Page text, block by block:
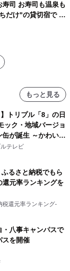
司 お寿司も温泉も
だけ"の貸切宿で 1
泉 絵島別庭 海と
ン
もっと見る
トリプル「8」の日
ック・地域バージョ
缶が誕生 ～かわいい
の四季と名所を巡
1日(火)秋田県内で
テレビ
ふるさと納税でもら
還元率ランキングを
税還元率ランキング-
・八事キャンパスで
スを開催